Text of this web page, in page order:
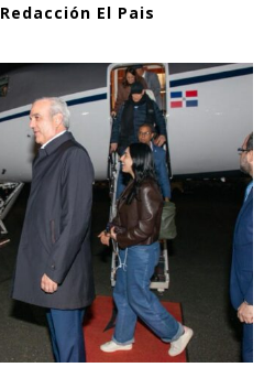
Redacción El Pais